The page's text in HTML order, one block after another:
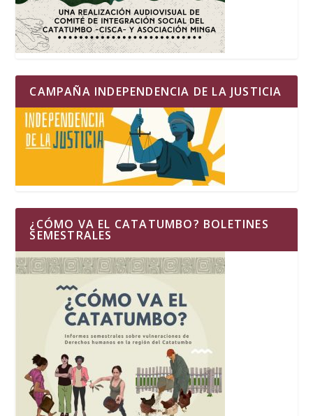
CAMPAÑA INDEPENDENCIA DE LA JUSTICIA
¿CÓMO VA EL CATATUMBO? BOLETINES
SEMESTRALES